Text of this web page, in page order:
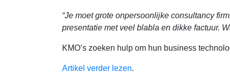
“Je moet grote onpersoonlijke consultancy
presentatie met veel blabla en dikke factuur.
KMO’s zoeken hulp om hun business
Artikel verder lezen.